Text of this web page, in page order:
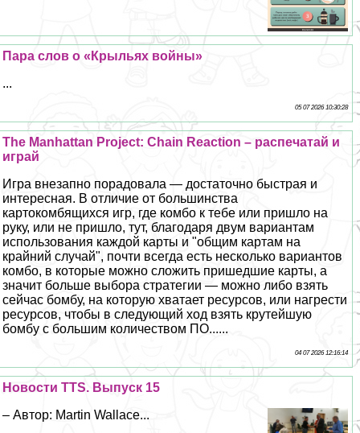
Пара слов о «Крыльях войны»
...
05 07 2026 10:30:28
The Manhattan Project: Chain Reaction – распечатай и
играй
Игра внезапно порадовала — достаточно быстрая и
интересная. В отличие от большинства
картокомбящихся игр, где комбо к тебе или пришло на
руку, или не пришло, тут, благодаря двум вариантам
использования каждой карты и "общим картам на
крайний случай", почти всегда есть несколько вариантов
комбо, в которые можно сложить пришедшие карты, а
значит больше выбора стратегии — можно либо взять
сейчас бомбу, на которую хватает ресурсов, или нагрести
ресурсов, чтобы в следующий ход взять крутейшую
бомбу с большим количеством ПО......
04 07 2026 12:16:14
Новости TTS. Выпуск 15
– Автор: Martin Wallace...